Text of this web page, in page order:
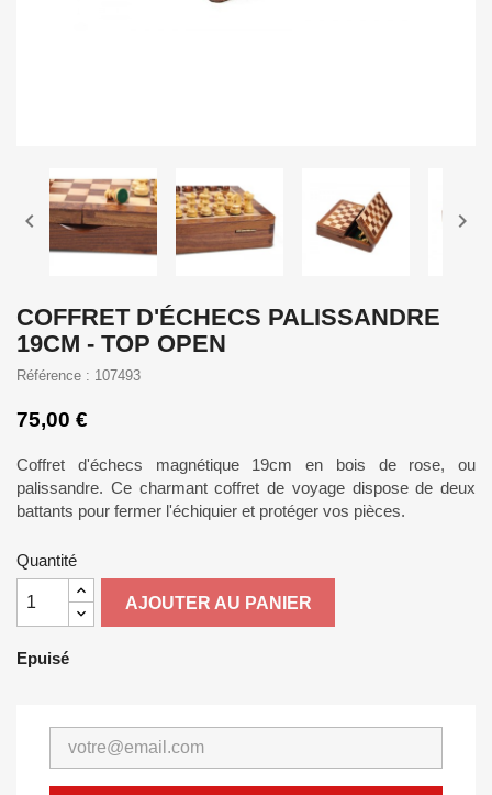
 
COFFRET D'ÉCHECS PALISSANDRE
19CM - TOP OPEN
Référence : 107493
75,00 €
Coffret d'échecs magnétique 19cm en bois de rose, ou
palissandre. Ce charmant coffret de voyage dispose de deux
battants pour fermer l'échiquier et protéger vos pièces.
Quantité
AJOUTER AU PANIER
Epuisé